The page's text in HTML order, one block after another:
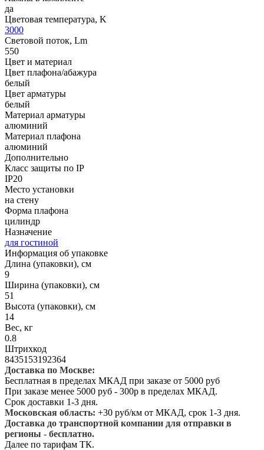
да
Цветовая температура, K
3000
Световой поток, Lm
550
Цвет и материал
Цвет плафона/абажура
белый
Цвет арматуры
белый
Материал арматуры
алюминий
Материал плафона
алюминий
Дополнительно
Класс защиты по IP
IP20
Место установки
на стену
Форма плафона
цилиндр
Назначение
для гостиной
Информация об упаковке
Длина (упаковки), см
9
Ширина (упаковки), см
51
Высота (упаковки), см
14
Вес, кг
0.8
Штрихкод
8435153192364
Доставка по Москве:
Бесплатная в пределах МКАД при заказе от 5000 руб
При заказе менее 5000 руб - 300р в пределах МКАД.
Срок доставки 1-3 дня.
Московская область: +30 руб/км от МКАД, срок 1-3 дня.
Доставка до транспортной компании для отправки в
регионы - бесплатно.
Далее по тарифам ТК.